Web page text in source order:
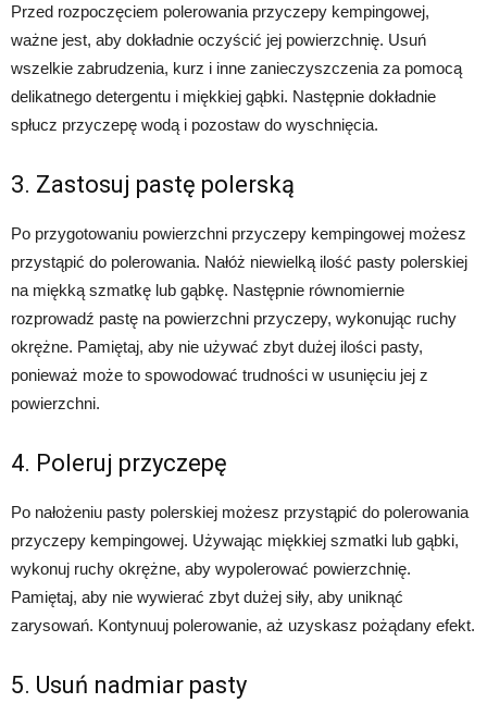
Przed rozpoczęciem polerowania przyczepy kempingowej,
ważne jest, aby dokładnie oczyścić jej powierzchnię. Usuń
wszelkie zabrudzenia, kurz i inne zanieczyszczenia za pomocą
delikatnego detergentu i miękkiej gąbki. Następnie dokładnie
spłucz przyczepę wodą i pozostaw do wyschnięcia.
3. Zastosuj pastę polerską
Po przygotowaniu powierzchni przyczepy kempingowej możesz
przystąpić do polerowania. Nałóż niewielką ilość pasty polerskiej
na miękką szmatkę lub gąbkę. Następnie równomiernie
rozprowadź pastę na powierzchni przyczepy, wykonując ruchy
okrężne. Pamiętaj, aby nie używać zbyt dużej ilości pasty,
ponieważ może to spowodować trudności w usunięciu jej z
powierzchni.
4. Poleruj przyczepę
Po nałożeniu pasty polerskiej możesz przystąpić do polerowania
przyczepy kempingowej. Używając miękkiej szmatki lub gąbki,
wykonuj ruchy okrężne, aby wypolerować powierzchnię.
Pamiętaj, aby nie wywierać zbyt dużej siły, aby uniknąć
zarysowań. Kontynuuj polerowanie, aż uzyskasz pożądany efekt.
5. Usuń nadmiar pasty